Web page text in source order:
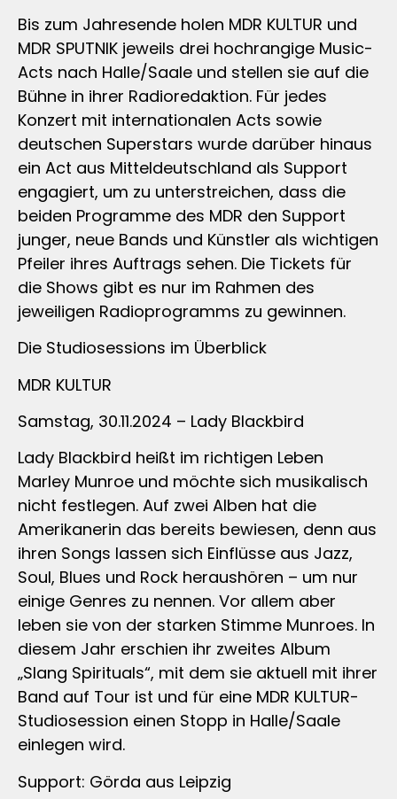
Bis zum Jahresende holen MDR KULTUR und
MDR SPUTNIK jeweils drei hochrangige Music-
Acts nach Halle/Saale und stellen sie auf die
Bühne in ihrer Radioredaktion. Für jedes
Konzert mit internationalen Acts sowie
deutschen Superstars wurde darüber hinaus
ein Act aus Mitteldeutschland als Support
engagiert, um zu unterstreichen, dass die
beiden Programme des MDR den Support
junger, neue Bands und Künstler als wichtigen
Pfeiler ihres Auftrags sehen. Die Tickets für
die Shows gibt es nur im Rahmen des
jeweiligen Radioprogramms zu gewinnen.
Die Studiosessions im Überblick
MDR KULTUR
Samstag, 30.11.2024 – Lady Blackbird
Lady Blackbird heißt im richtigen Leben
Marley Munroe und möchte sich musikalisch
nicht festlegen. Auf zwei Alben hat die
Amerikanerin das bereits bewiesen, denn aus
ihren Songs lassen sich Einflüsse aus Jazz,
Soul, Blues und Rock heraushören – um nur
einige Genres zu nennen. Vor allem aber
leben sie von der starken Stimme Munroes. In
diesem Jahr erschien ihr zweites Album
„Slang Spirituals“, mit dem sie aktuell mit ihrer
Band auf Tour ist und für eine MDR KULTUR-
Studiosession einen Stopp in Halle/Saale
einlegen wird.
Support: Görda aus Leipzig